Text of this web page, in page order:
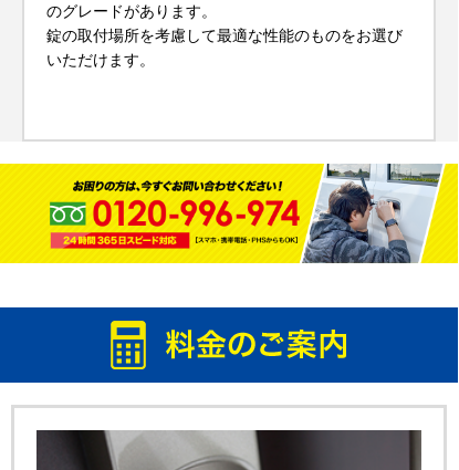
のグレードがあります。
錠の取付場所を考慮して最適な性能のものをお選び
いただけます。